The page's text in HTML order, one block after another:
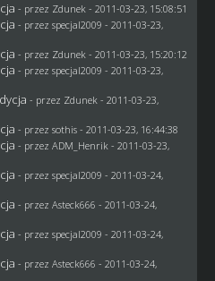
- przez Zdunek - 2011-03-23, 15:08:51
- przez specjal2009 - 2011-03-23,
- przez Zdunek - 2011-03-23, 15:20:12
- przez specjal2009 - 2011-03-23,
- przez Zdunek - 2011-03-23,
- przez sothis- 2011-03-23, 16:44:38
- przez ADM_Henrik - 2011-03-23,
- przez specjal2009 - 2011-03-24,
- przez Asteck666 - 2011-03-24,
- przez specjal2009 - 2011-03-24,
- przez Asteck666 - 2011-03-24,